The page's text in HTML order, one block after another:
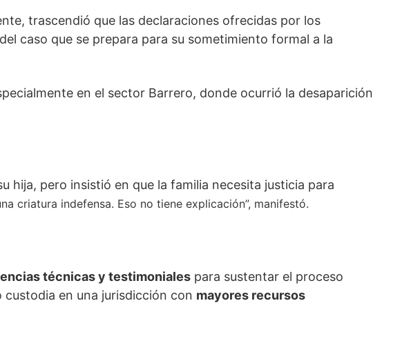
trascendió que las declaraciones ofrecidas por los
caso que se prepara para su sometimiento formal a la
en el sector Barrero, donde ocurrió la desaparición
hija, pero insistió en que la familia necesita justicia para
criatura indefensa. Eso no tiene explicación”, manifestó.
técnicas y testimoniales para sustentar el proceso
custodia en una jurisdicción con mayores recursos